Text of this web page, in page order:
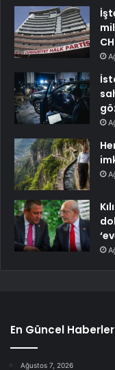
En Güncel Haberler
Ağustos 7, 2026